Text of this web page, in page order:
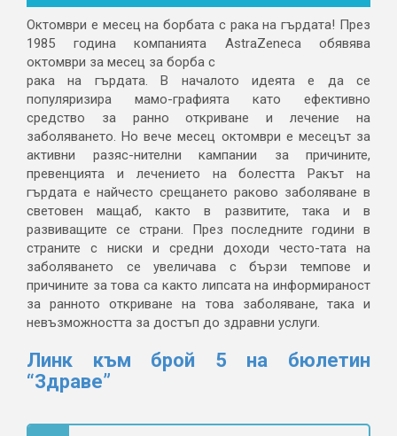
Октомври е месец на борбата с рака на гърдата! През
1985 година компанията AstraZeneca обявява
октомври за месец за борба с
рака на гърдата. В началото идеята е да се
популяризира мамо-графията като ефективно
средство за ранно откриване и лечение на
заболяването. Но вече месец октомври е месецът за
активни разяс-нителни кампании за причините,
превенцията и лечението на болестта Ракът на
гърдата е найчесто срещането раково заболяване в
световен мащаб, както в развитите, така и в
развиващите се страни. През последните години в
страните с ниски и средни доходи често-тата на
заболяването се увеличава с бързи темпове и
причините за това са както липсата на информираност
за ранното откриване на това заболяване, така и
невъзможността за достъп до здравни услуги.
Линк към брой 5 на бюлетин
“Здраве”